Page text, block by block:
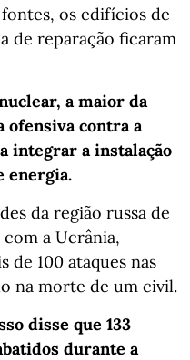
os edifícios de
de reparação ficaram
a maior da
ofensiva contra a
integrar a instalação
energia.
da região russa de
a Ucrânia,
100 ataques nas
na morte de um civil.
disse que 133
durante a